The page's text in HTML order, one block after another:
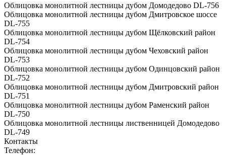
Облицовка монолитной лестницы дубом Домодедово DL-756
Облицовка монолитной лестницы дубом Дмитровское шоссе
DL-755
Облицовка монолитной лестницы дубом Щёлковский район
DL-754
Облицовка монолитной лестницы дубом Чеховский район
DL-753
Облицовка монолитной лестницы дубом Одинцовский район
DL-752
Облицовка монолитной лестницы дубом Дмитровский район
DL-751
Облицовка монолитной лестницы дубом Раменский район
DL-750
Облицовка монолитной лестницы лиственницей Домодедово
DL-749
Контакты
Телефон: